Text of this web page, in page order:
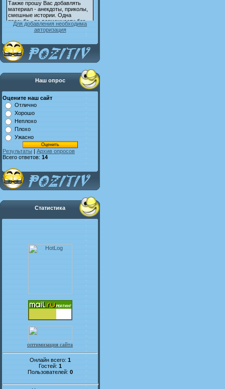
Для добавления необходима
авторизация
Наш опрос
Оцените наш сайт
Отлично
Хорошо
Неплохо
Плохо
Ужасно
Результаты | Архив опросов
Всего ответов: 14
Статистика
оптимизация сайта
Онлайн всего: 1
Гостей: 1
Пользователей: 0